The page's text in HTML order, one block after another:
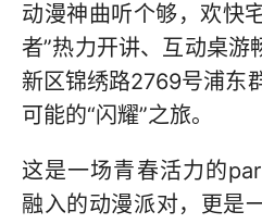
动漫神曲听个够，欢快
者”热力开讲、互动桌
新区锦绣路2769号浦东
可能的“闪耀”之旅。
这是一场青春活力的
融入的动漫派对，更是